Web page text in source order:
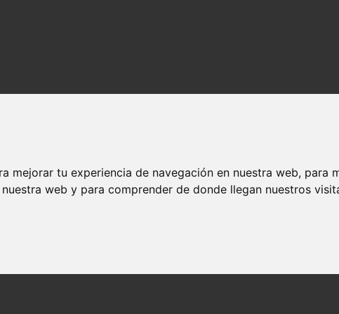
mejorar tu experiencia de navegación en nuestra web, para
web y para comprender de donde llegan nuestros